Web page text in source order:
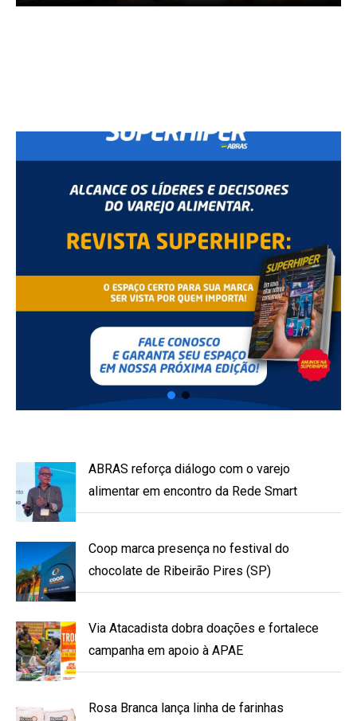
ABRAS reforça diálogo com o varejo
alimentar em encontro da Rede Smart
Coop marca presença no festival do
chocolate de Ribeirão Pires (SP)
Via Atacadista dobra doações e fortalece
campanha em apoio à APAE
Rosa Branca lança linha de farinhas